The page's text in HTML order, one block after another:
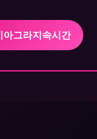
그라지속시간